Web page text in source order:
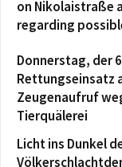
on Nikolaistraße
regarding
Donnerstag, der
Rettungseinsatz
Zeugenaufruf
Tierquälerei
Licht ins Dunkel